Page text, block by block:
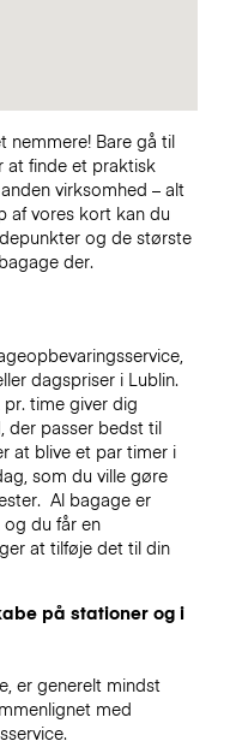
nemmere! Bare gå til
at finde et praktisk
virksomhed – alt
af vores kort kan du
og de største
der.
dagspriser i Lublin.
time giver dig
der passer bedst til
at blive et par timer i
som du ville gøre
Al bagage er
du får en
at tilføje det til din
på stationer og i
er generelt mindst
med